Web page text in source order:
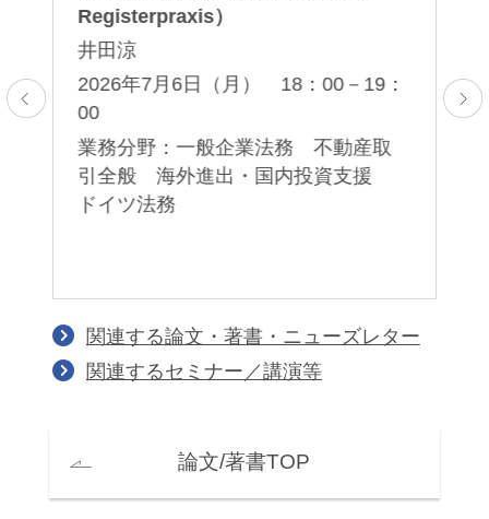
Registerpraxis）
井田涼
2026年7月6日（月） 18：00－19：
00
業務分野：一般企業法務 不動産取
引全般 海外進出・国内投資支援
ドイツ法務
ク
関連する論文・著書・ニューズレター
関連するセミナー／講演等
論文/著書TOP